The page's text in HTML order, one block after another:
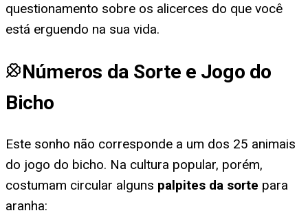
questionamento sobre os alicerces do que você
está erguendo na sua vida.
Números da Sorte e Jogo do
Bicho
Este sonho não corresponde a um dos 25 animais
do jogo do bicho. Na cultura popular, porém,
costumam circular alguns palpites da sorte para
aranha: